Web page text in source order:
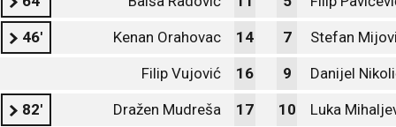
46' Kenan Orahovac 14 7 Stefan
Filip Vujović 16 9 Danijel
82' Dražen Mudreša 17 10 Luka